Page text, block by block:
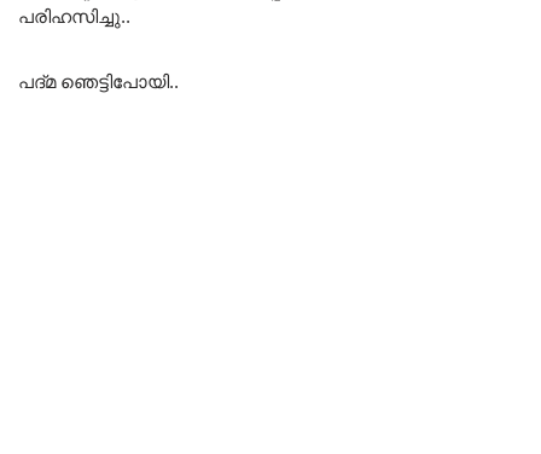
പരിഹസിച്ചു..
പദ്മ ഞെട്ടിപോയി..